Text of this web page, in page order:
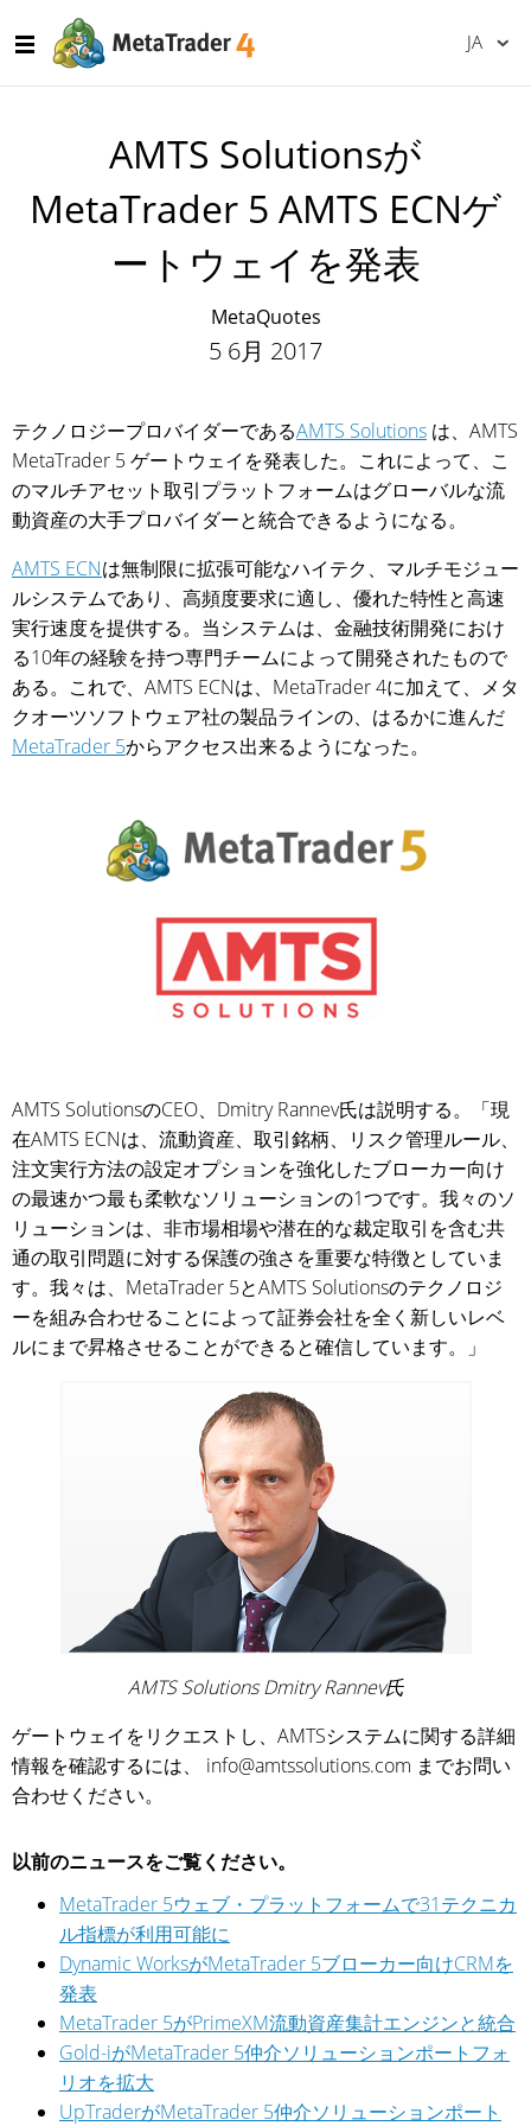
JA
AMTS Solutionsが
MetaTrader 5 AMTS ECNゲ
ートウェイを発表
MetaQuotes
5 6月 2017
テクノロジープロバイダーであるAMTS Solutions は、AMTS
MetaTrader 5 ゲートウェイを発表した。これによって、こ
のマルチアセット取引プラットフォームはグローバルな流
動資産の大手プロバイダーと統合できるようになる。
AMTS ECNは無制限に拡張可能なハイテク、マルチモジュー
ルシステムであり、高頻度要求に適し、優れた特性と高速
実行速度を提供する。当システムは、金融技術開発におけ
る10年の経験を持つ専門チームによって開発されたもので
ある。これで、AMTS ECNは、MetaTrader 4に加えて、メタ
クオーツソフトウェア社の製品ラインの、はるかに進んだ
MetaTrader 5からアクセス出来るようになった。
AMTS SolutionsのCEO、Dmitry Rannev氏は説明する。「現
在AMTS ECNは、流動資産、取引銘柄、リスク管理ルール、
注文実行方法の設定オプションを強化したブローカー向け
の最速かつ最も柔軟なソリューションの1つです。我々のソ
リューションは、非市場相場や潜在的な裁定取引を含む共
通の取引問題に対する保護の強さを重要な特徴としていま
す。我々は、MetaTrader 5とAMTS Solutionsのテクノロジ
ーを組み合わせることによって証券会社を全く新しいレベ
ルにまで昇格させることができると確信しています。」
AMTS Solutions Dmitry Rannev氏
ゲートウェイをリクエストし、AMTSシステムに関する詳細
情報を確認するには、 info@amtssolutions.com までお問い
合わせください。
以前のニュースをご覧ください。
MetaTrader 5ウェブ・プラットフォームで31テクニカ
ル指標が利用可能に
Dynamic WorksがMetaTrader 5ブローカー向けCRMを
発表
MetaTrader 5がPrimeXM流動資産集計エンジンと統合
Gold-iがMetaTrader 5仲介ソリューションポートフォ
リオを拡大
UpTraderがMetaTrader 5仲介ソリューションポート